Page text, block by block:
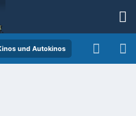
und Autokinos